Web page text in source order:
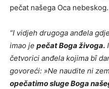
pečat našega Oca nebeskog.
“I vidjeh drugoga anđela
imao je pečat Boga živoga.
četvorici anđela kojima bȋ
govoreći: »Ne naudite ni
opečatimo sluge Boga